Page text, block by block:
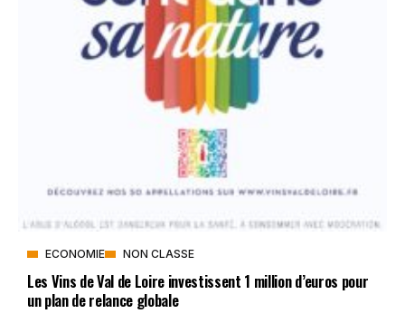
ECONOMIE NON CLASSE
Les Vins de Val de Loire investissent 1 million d’euros pour
un plan de relance globale